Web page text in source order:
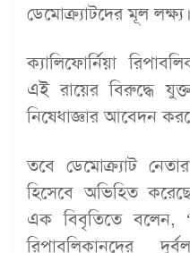
ডেমোক্র্যাটদের মূল লক্ষ্য।
ক্যালিফোর্নিয়া
এই রায়ের বিরুদ্ধে
নিষেধাজ্ঞার আবেদন
তবে ডেমোক্র্যাট
হিসেবে অভিহিত
এক বিবৃতিতে বলেন,
রিপাবলিকানদের